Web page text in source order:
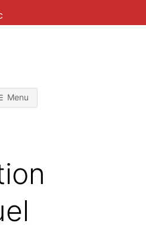
'
D
O
P
Menu